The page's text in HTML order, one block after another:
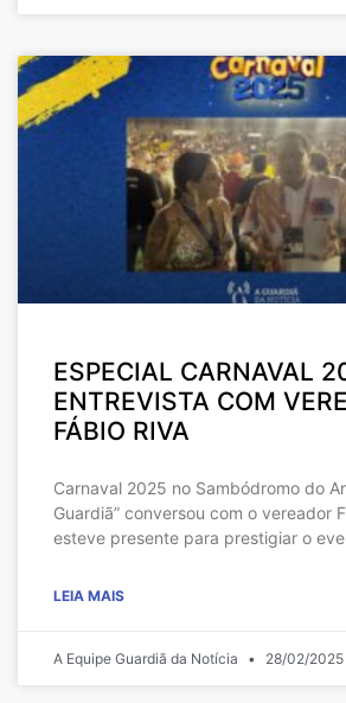
ESPECIAL CARNAVAL
ENTREVISTA COM
FÁBIO RIVA
Carnaval 2025 no Sambódromo do
Guardiã” conversou com o vereador
esteve presente para prestigiar o
LEIA MAIS
A Equipe Guardiã da Notícia 28/02/2025